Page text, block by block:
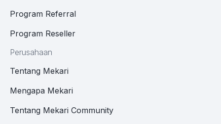
Program Referral
Program Reseller
Perusahaan
Tentang Mekari
Mengapa Mekari
Tentang Mekari Community